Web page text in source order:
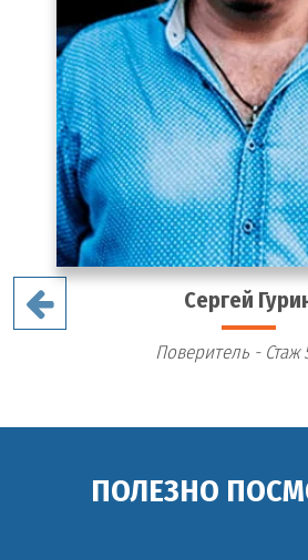
Сергей
Поверитель - Стаж
ПОЛЕЗНО